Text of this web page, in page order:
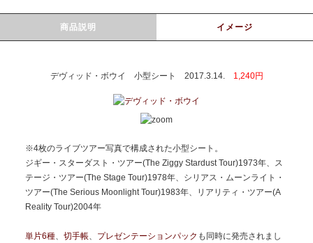
商品説明 イメージ
デヴィッド・ボウイ 小型シート 2017.3.14. 1,240円
※4枚のライブツアー写真で構成された小型シート。
ジギー・スターダスト・ツアー(The Ziggy Stardust Tour)1973年、ス
テージ・ツアー(The Stage Tour)1978年、シリアス・ムーンライト・
ツアー(The Serious Moonlight Tour)1983年、リアリティ・ツアー(A
Reality Tour)2004年
単片6種、 切手帳、 プレゼンテーションパック も同時に発売されまし